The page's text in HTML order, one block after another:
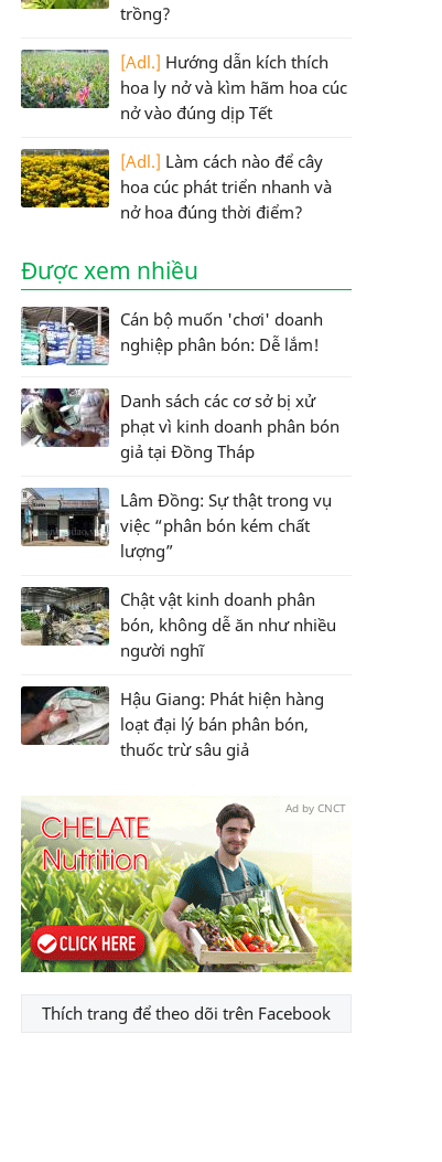
trồng?
[Adl.] Hướng dẫn kích thích
hoa ly nở và kìm hãm hoa cúc
nở vào đúng dịp Tết
[Adl.] Làm cách nào để cây
hoa cúc phát triển nhanh và
nở hoa đúng thời điểm?
Được xem nhiều
Cán bộ muốn 'chơi' doanh
nghiệp phân bón: Dễ lắm!
Danh sách các cơ sở bị xử
phạt vì kinh doanh phân bón
giả tại Đồng Tháp
Lâm Đồng: Sự thật trong vụ
việc “phân bón kém chất
lượng”
Chật vật kinh doanh phân
bón, không dễ ăn như nhiều
người nghĩ
Hậu Giang: Phát hiện hàng
loạt đại lý bán phân bón,
thuốc trừ sâu giả
Ad by CNCT
Thích trang để theo dõi trên Facebook